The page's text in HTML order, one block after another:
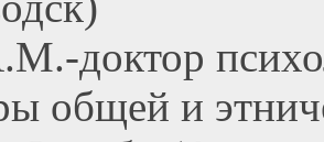
доктор
общей и